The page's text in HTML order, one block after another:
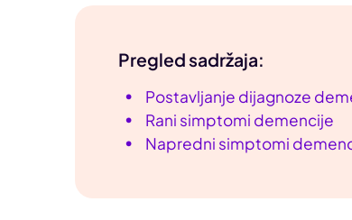
Pregled sadržaja:
Postavljanje dijagnoze
Rani simptomi demencije
Napredni simptomi